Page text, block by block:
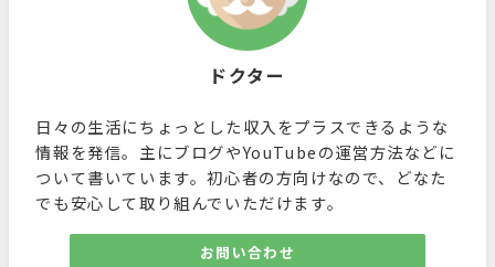
ドクター
日々の生活にちょっとした収入をプラスできるような
情報を発信。主にブログやYouTubeの運営方法などに
ついて書いています。初心者の方向けなので、どなた
でも安心して取り組んでいただけます。
お問い合わせ